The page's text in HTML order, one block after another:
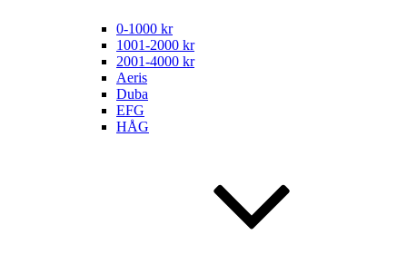
0-1000 kr
1001-2000 kr
2001-4000 kr
Aeris
Duba
EFG
HÅG